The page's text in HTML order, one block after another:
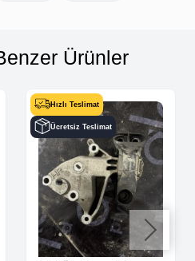
Ürünler
Hızlı Teslimat
Ücretsiz Teslimat